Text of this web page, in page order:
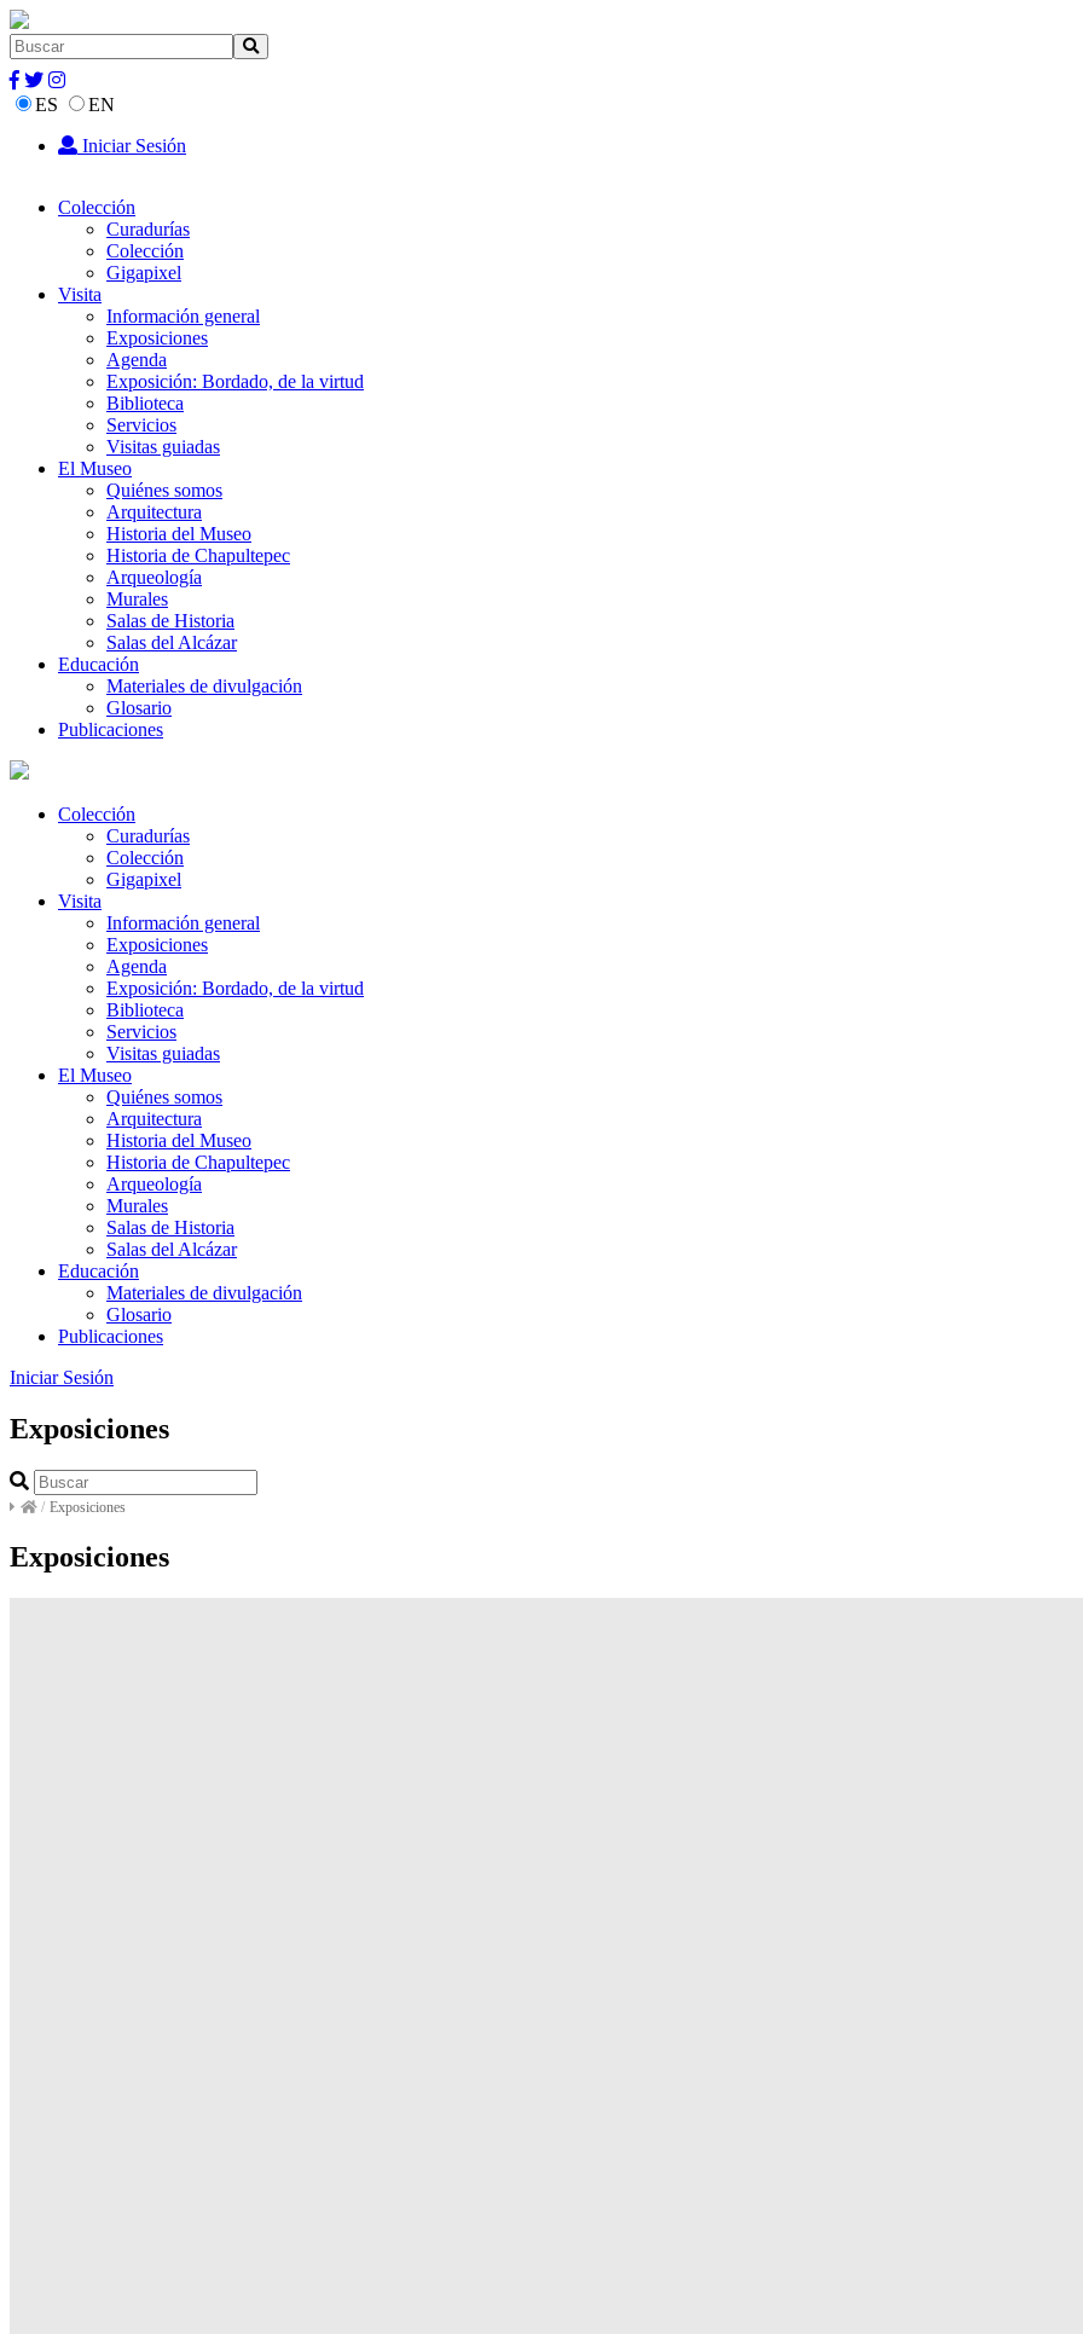
ES
EN
Iniciar Sesión
Colección
Curadurías
Colección
Gigapixel
Visita
Información general
Exposiciones
Agenda
Exposición: Bordado, de la virtud
Biblioteca
Servicios
Visitas guiadas
El Museo
Quiénes somos
Arquitectura
Historia del Museo
Historia de Chapultepec
Arqueología
Murales
Salas de Historia
Salas del Alcázar
Educación
Materiales de divulgación
Glosario
Publicaciones
Colección
Curadurías
Colección
Gigapixel
Visita
Información general
Exposiciones
Agenda
Exposición: Bordado, de la virtud
Biblioteca
Servicios
Visitas guiadas
El Museo
Quiénes somos
Arquitectura
Historia del Museo
Historia de Chapultepec
Arqueología
Murales
Salas de Historia
Salas del Alcázar
Educación
Materiales de divulgación
Glosario
Publicaciones
Iniciar Sesión
Exposiciones
/ Exposiciones
Exposiciones